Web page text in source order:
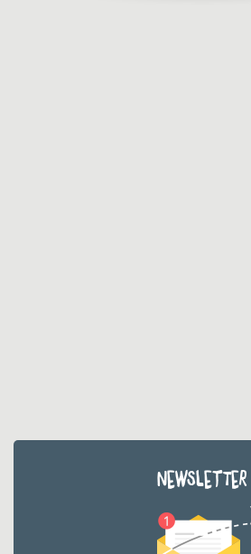
NEWSLETTER